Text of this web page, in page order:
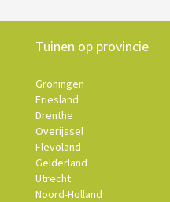
Tuinen op provincie
Groningen
Friesland
Drenthe
Overijssel
Flevoland
Gelderland
Utrecht
Noord-Holland